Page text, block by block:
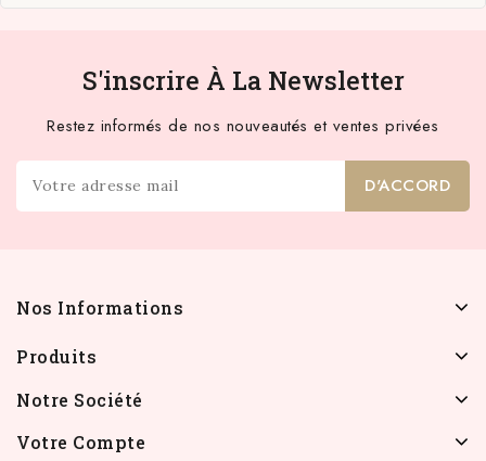
S'inscrire À La Newsletter
Restez informés de nos nouveautés et ventes privées
Nos Informations
Produits
Notre Société
Votre Compte